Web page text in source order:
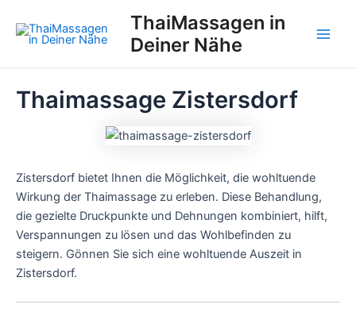
Inhalt
springen
ThaiMassagen in
Deiner Nähe
Thaimassage Zistersdorf
Zistersdorf bietet Ihnen die Möglichkeit, die wohltuende
Wirkung der Thaimassage zu erleben. Diese Behandlung,
die gezielte Druckpunkte und Dehnungen kombiniert, hilft,
Verspannungen zu lösen und das Wohlbefinden zu
steigern. Gönnen Sie sich eine wohltuende Auszeit in
Zistersdorf.